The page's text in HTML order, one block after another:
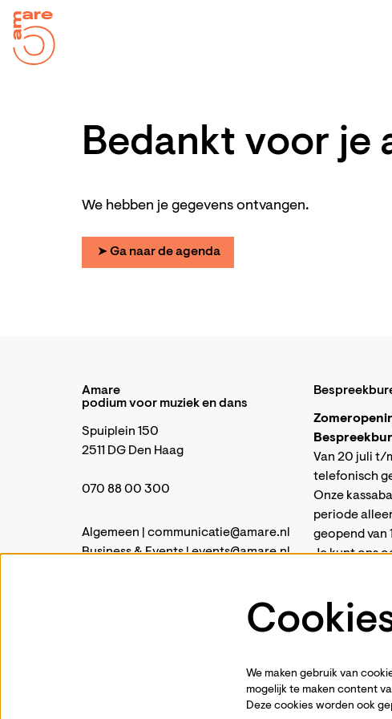
Bedankt voor je
We hebben je gegevens ontvangen.
➤ Ga naar de agenda
Amare
podium voor muziek en dans
Spuiplein 150
2511 DG Den Haag
070 88 00 300
Algemeen | communicatie@amare.nl
Business & Events |events@amare.nl
Van 20 juli t/
telefonisch
Onze
periode
geopend van
Je kunt ons
weer
We maken gebruik van
mogelijk te maken content
Deze cookies worden ook